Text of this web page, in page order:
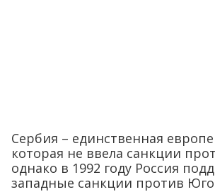
Сербия – единственная
которая не ввела санкции
однако в 1992 году Россия
западные санкции против